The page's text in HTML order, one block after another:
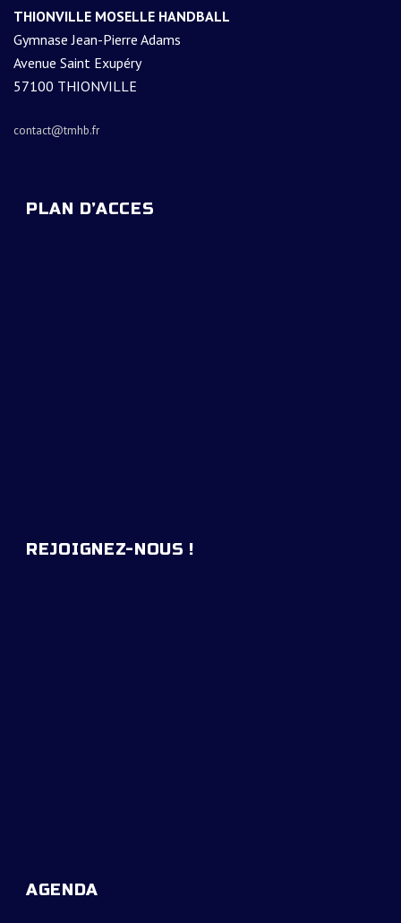
THIONVILLE MOSELLE HANDBALL
Gymnase Jean-Pierre Adams
Avenue Saint Exupéry
57100 THIONVILLE
contact@tmhb.fr
PLAN D’ACCES
REJOIGNEZ-NOUS !
AGENDA